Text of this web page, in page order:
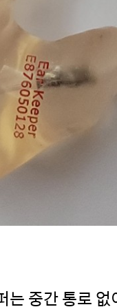
중간 통로